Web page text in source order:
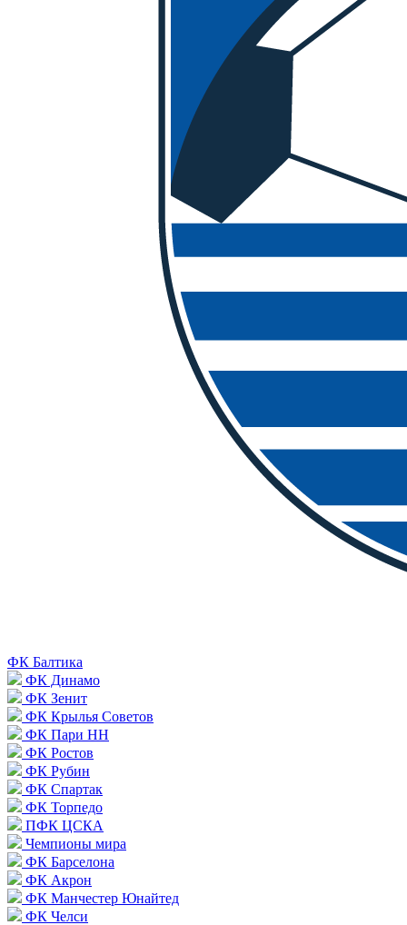
ФК Балтика
ФК Динамо
ФК Зенит
ФК Крылья Советов
ФК Пари НН
ФК Ростов
ФК Рубин
ФК Спартак
ФК Торпедо
ПФК ЦСКА
Чемпионы мира
ФК Барселона
ФК Акрон
ФК Манчестер Юнайтед
ФК Челси